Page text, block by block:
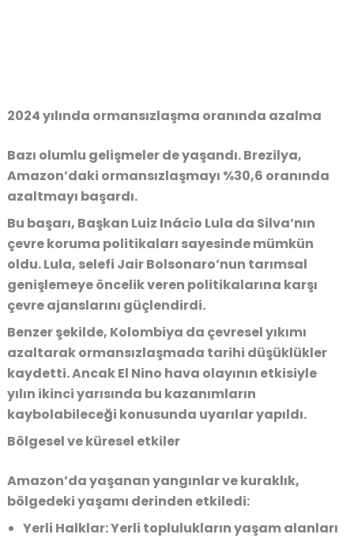
2024 yılında ormansızlaşma oranında azalma
Bazı olumlu gelişmeler de yaşandı. Brezilya,
Amazon’daki ormansızlaşmayı %30,6 oranında
azaltmayı başardı.
Bu başarı, Başkan Luiz Inácio Lula da Silva’nın
çevre koruma politikaları sayesinde mümkün
oldu. Lula, selefi Jair Bolsonaro’nun tarımsal
genişlemeye öncelik veren politikalarına karşı
çevre ajanslarını güçlendirdi.
Benzer şekilde, Kolombiya da çevresel yıkımı
azaltarak ormansızlaşmada tarihi düşüklükler
kaydetti. AncakEl Nino hava olayının etkisiyle
yılın ikinci yarısında bu kazanımların
kaybolabileceği konusunda uyarılar yapıldı.
Bölgesel ve küresel etkiler
Amazon’da yaşanan yangınlar ve kuraklık,
bölgedeki yaşamı derinden etkiledi:
Yerli Halklar:Yerli toplulukların yaşam alanları